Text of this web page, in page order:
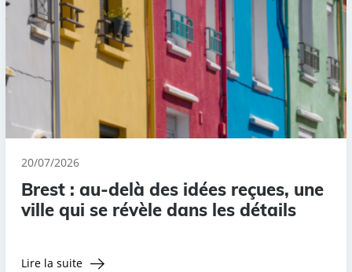
20/07/2026
Brest : au-delà des idées reçues, une
ville qui se révèle dans les détails
Lire la suite